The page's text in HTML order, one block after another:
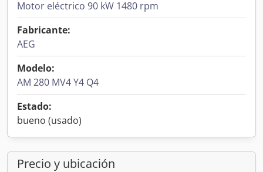
Motor eléctrico 90 kW 1480 rpm
Fabricante:
AEG
Modelo:
AM 280 MV4 Y4 Q4
Estado:
bueno (usado)
Precio y ubicación